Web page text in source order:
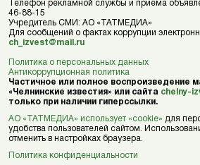
Телефон рекламной службы и приема
46-88-15
Учредитель СМИ: АО «ТАТМЕДИА»
Для сообщений о фактах коррупции
ch_izvest@mail.ru
Политика о персональных данных
Антикоррупционная политика
Частичное или полное воспроизведение
«Челнинские известия» или сайта chelny-
только при наличии гиперссылки.
АО «ТАТМЕДИА» использует «cookie» для
удобства пользователей сайтом.
отменить в настройках браузера.
Политика конфиденциальности